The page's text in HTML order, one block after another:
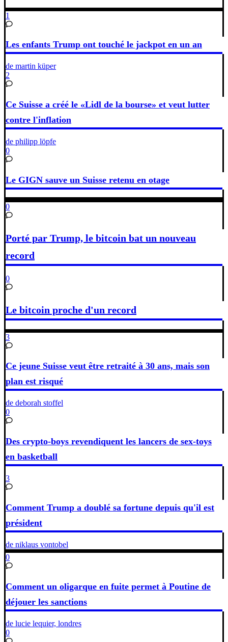
1
Les enfants Trump ont touché le jackpot en un an
de martin küper
2
Ce Suisse a créé le «Lidl de la bourse» et veut lutter
contre l'inflation
de philipp löpfe
0
Le GIGN sauve un Suisse retenu en otage
0
Porté par Trump, le bitcoin bat un nouveau
record
0
Le bitcoin proche d'un record
3
Ce jeune Suisse veut être retraité à 30 ans, mais son
plan est risqué
de deborah stoffel
0
Des crypto-boys revendiquent les lancers de sex-toys
en basketball
3
Comment Trump a doublé sa fortune depuis qu'il est
président
de niklaus vontobel
0
Comment un oligarque en fuite permet à Poutine de
déjouer les sanctions
de lucie lequier, londres
0